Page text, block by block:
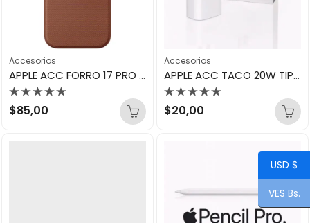
Accesorios
APPLE ACC FORRO 17 PRO ORIGINAL MARRON
Valorado
con
$85,00
Accesorios
APPLE ACC TACO 20W TIPO C ORIGINAL
Valorado
con
$20,00
USD $
VES Bs.